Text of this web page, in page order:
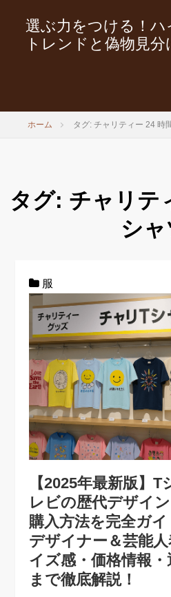
選ぶ力をつける！
トレンドと偽物見分
ホーム タグ: チャリティー 24 時
タグ: チャリテ
シャ
服
【2025年最新版】
レビの歴代デザイ
購入方法を完全ガ
デザイナー＆芸能
イズ感・価格情報
まで徹底解説！